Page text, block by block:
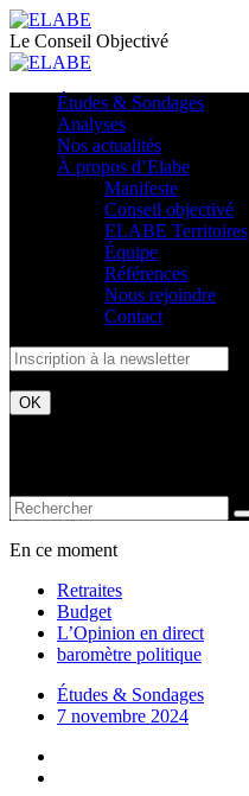
Le Conseil Objectivé
Études & Sondages
Analyses
Nos actualités
À propos d’Elabe
Manifeste
Conseil objectivé
ELABE Territoires
Équipe
Références
Nous rejoindre
Contact
En ce moment
Retraites
Budget
L’Opinion en direct
baromètre politique
Études & Sondages
7 novembre 2024